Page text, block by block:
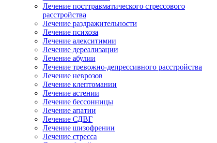
Лечение посттравматического стрессового
расстройства
Лечение раздражительности
Лечение психоза
Лечение алекситимии
Лечение дереализации
Лечение абулии
Лечение тревожно-депрессивного расстройства
Лечение неврозов
Лечение клептомании
Лечение астении
Лечение бессонницы
Лечение апатии
Лечение СДВГ
Лечение шизофрении
Лечение стресса